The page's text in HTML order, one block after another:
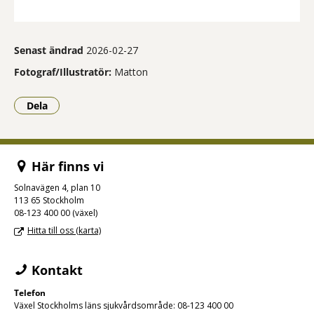
Senast ändrad 2026-02-27
Fotograf/Illustratör: Matton
Dela
- Klicka för att öppna delningsalternativ.
Här finns vi
Solnavägen 4, plan 10
113 65 Stockholm
08-123 400 00 (växel)
Hitta till oss (karta)
Kontakt
Telefon
Växel Stockholms läns sjukvårdsområde: 08-123 400 00